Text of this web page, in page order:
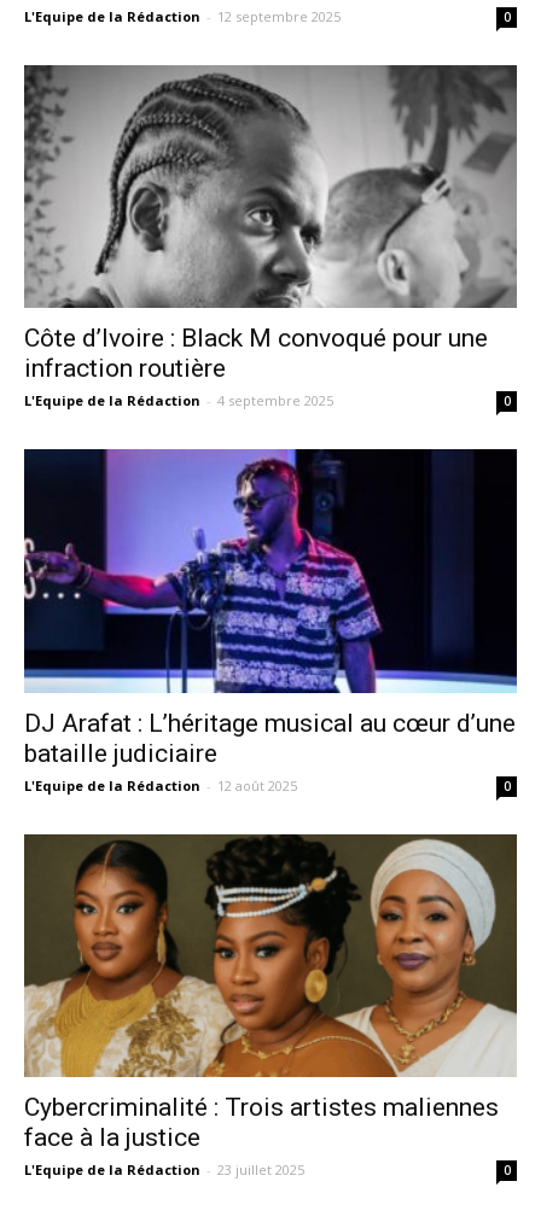
L'Equipe de la Rédaction - 12 septembre 2025 0
Côte d’Ivoire : Black M convoqué pour une
infraction routière
L'Equipe de la Rédaction - 4 septembre 2025 0
DJ Arafat : L’héritage musical au cœur d’une
bataille judiciaire
L'Equipe de la Rédaction - 12 août 2025 0
Cybercriminalité : Trois artistes maliennes
face à la justice
L'Equipe de la Rédaction - 23 juillet 2025 0